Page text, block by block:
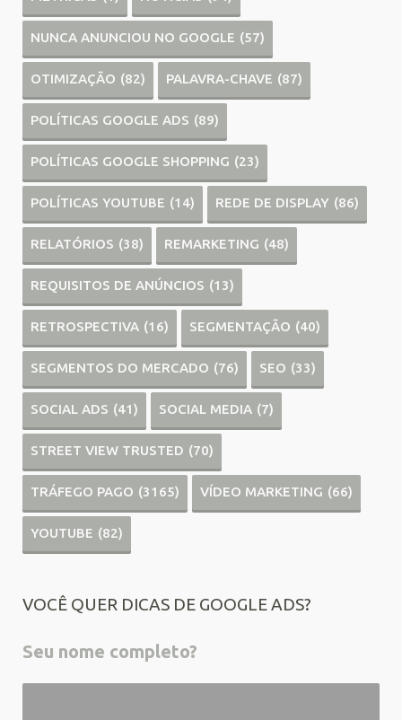
NUNCA ANUNCIOU NO GOOGLE (57)
OTIMIZAÇÃO (82) PALAVRA-CHAVE (87)
POLÍTICAS GOOGLE ADS (89)
POLÍTICAS GOOGLE SHOPPING (23)
POLÍTICAS YOUTUBE (14) REDE DE DISPLAY (86)
RELATÓRIOS (38) REMARKETING (48)
REQUISITOS DE ANÚNCIOS (13)
RETROSPECTIVA (16) SEGMENTAÇÃO (40)
SEGMENTOS DO MERCADO (76) SEO (33)
SOCIAL ADS (41) SOCIAL MEDIA (7)
STREET VIEW TRUSTED (70)
TRÁFEGO PAGO (3165) VÍDEO MARKETING (66)
YOUTUBE (82)
VOCÊ QUER DICAS DE GOOGLE ADS?
Seu nome completo?